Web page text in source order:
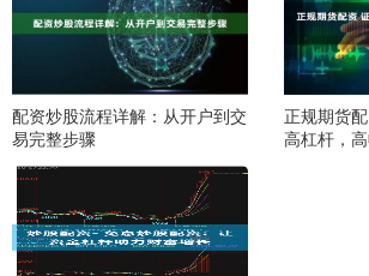
配资炒股流程详解：从开户到交
易完整步骤
正规期货
高杠杆，